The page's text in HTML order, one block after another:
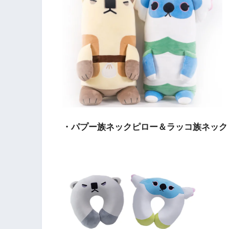
・パプー族ネックピロー＆ラッコ族ネッ